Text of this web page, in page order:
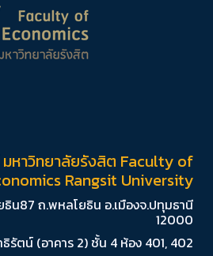
หาวิทยาลัยรังสิต Faculty of
Rangsit University
น87 ถ.พหลโยธิน อ.เมืองจ.ปทุมธานี
12000
ธิรัตน์ (อาคาร 2) ชั้น 4 ห้อง 401, 402